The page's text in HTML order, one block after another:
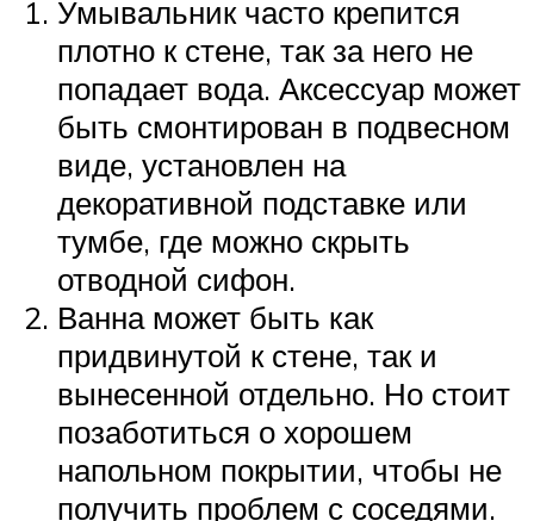
Умывальник часто крепится
плотно к стене, так за него не
попадает вода. Аксессуар может
быть смонтирован в подвесном
виде, установлен на
декоративной подставке или
тумбе, где можно скрыть
отводной сифон.
Ванна может быть как
придвинутой к стене, так и
вынесенной отдельно. Но стоит
позаботиться о хорошем
напольном покрытии, чтобы не
получить проблем с соседями.